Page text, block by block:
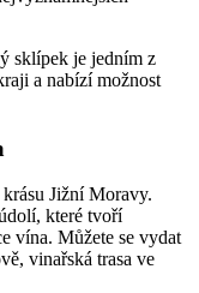
sklípek je jedním z
a nabízí možnost
Jižní Moravy.
které tvoří
vína. Můžete se vydat
vinařská trasa ve